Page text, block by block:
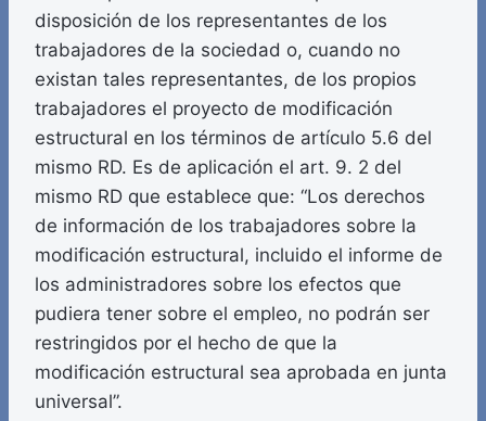
disposición de los representantes de los
trabajadores de la sociedad o, cuando no
existan tales representantes, de los propios
trabajadores el proyecto de modificación
estructural en los términos de artículo 5.6 del
mismo RD. Es de aplicación el art. 9. 2 del
mismo RD que establece que: “Los derechos
de información de los trabajadores sobre la
modificación estructural, incluido el informe de
los administradores sobre los efectos que
pudiera tener sobre el empleo, no podrán ser
restringidos por el hecho de que la
modificación estructural sea aprobada en junta
universal”.